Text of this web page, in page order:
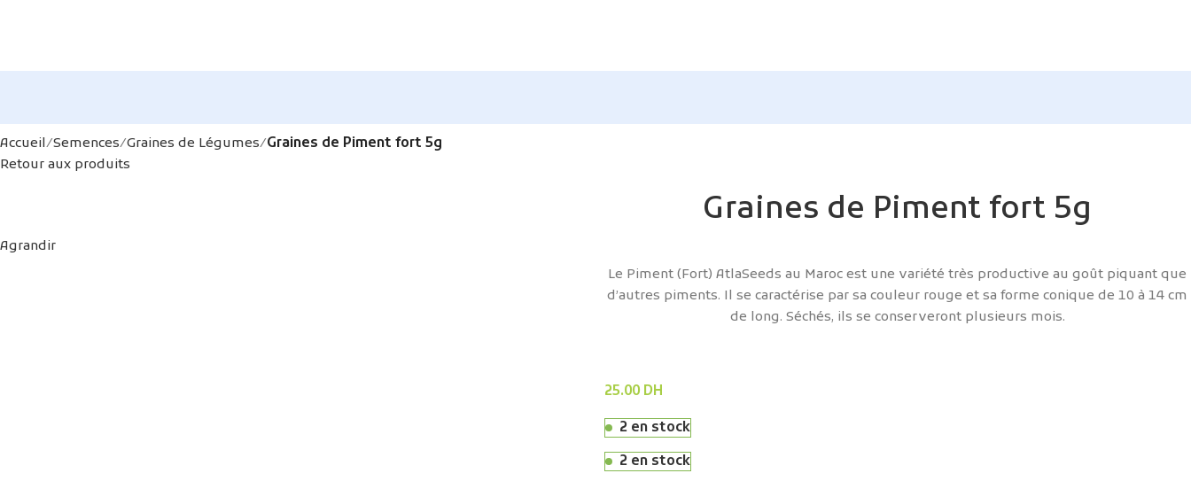
Accueil Semences Graines de Légumes Graines de Piment fort 5g
Retour aux produits
Agrandir
Graines de Piment fort 5g
Le Piment (Fort) AtlaSeeds au Maroc est une variété très productive au goût piquant que
d’autres piments. Il se caractérise par sa couleur rouge et sa forme conique de 10 à 14 cm
de long. Séchés, ils se conserveront plusieurs mois.
25.00 DH
2 en stock
2 en stock